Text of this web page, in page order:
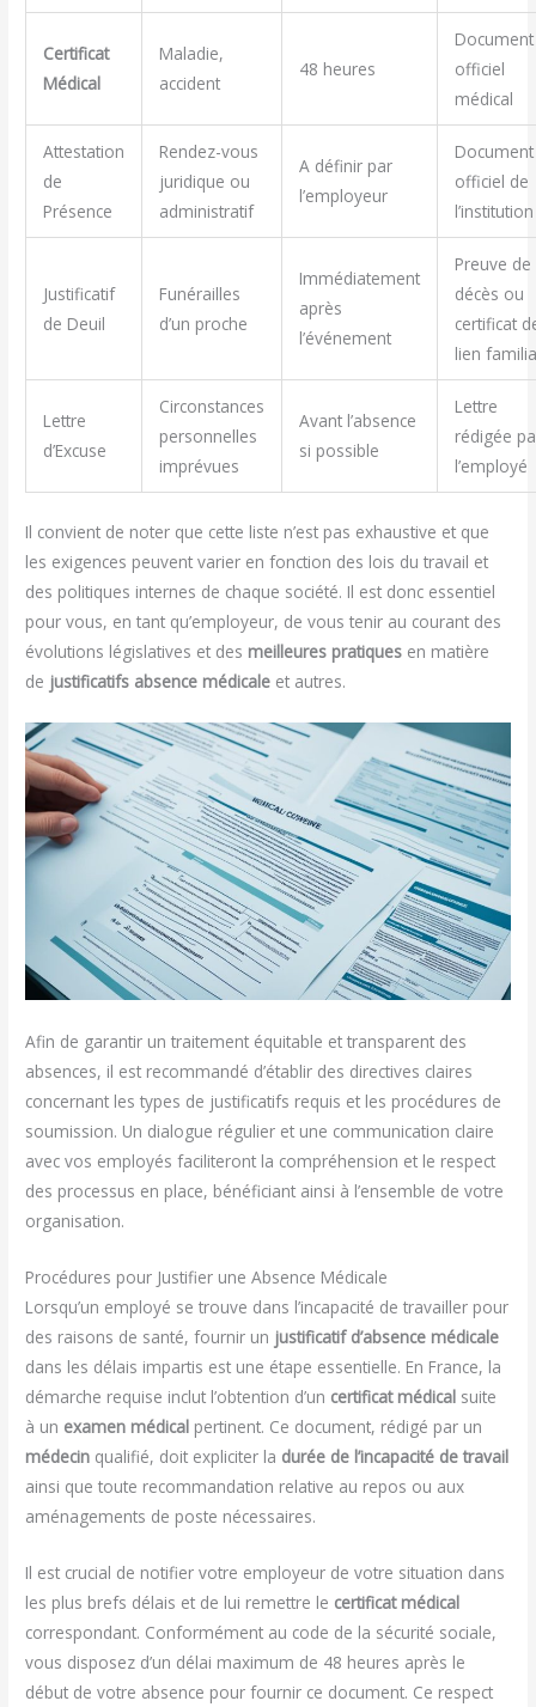
Certificat
Médical
Maladie,
accident
48 heures
Document
officiel
médical
Attestation
de
Présence
Rendez-vous
juridique ou
administratif
A définir par
l’employeur
Document
officiel de
l’institution
Justificatif
de Deuil
Funérailles
d’un proche
Immédiatement
après
l’événement
Preuve de
décès ou
certificat
lien
Lettre
d’Excuse
Circonstances
personnelles
imprévues
Avant l’absence
si possible
Lettre
rédigée
l’employé
Il convient de noter que cette liste n’est pas exhaustive et que
les exigences peuvent varier en fonction des lois du travail et
des politiques internes de chaque société. Il est donc essentiel
pour vous, en tant qu’employeur, de vous tenir au courant des
évolutions législatives et des meilleures pratiques en matière
de justificatifs absence médicale et autres.
Afin de garantir un traitement équitable et transparent des
absences, il est recommandé d’établir des directives claires
concernant les types de justificatifs requis et les procédures de
soumission. Un dialogue régulier et une communication claire
avec vos employés faciliteront la compréhension et le respect
des processus en place, bénéficiant ainsi à l’ensemble de votre
organisation.
Procédures pour Justifier une Absence Médicale
Lorsqu’un employé se trouve dans l’incapacité de travailler pour
des raisons de santé, fournir un justificatif d’absence médicale
dans les délais impartis est une étape essentielle. En France, la
démarche requise inclut l’obtention d’un certificat médical suite
à un examen médical pertinent. Ce document, rédigé par un
médecin qualifié, doit expliciter la durée de l’incapacité de travail
ainsi que toute recommandation relative au repos ou aux
aménagements de poste nécessaires.
Il est crucial de notifier votre employeur de votre situation dans
les plus brefs délais et de lui remettre le certificat médical
correspondant. Conformément au code de la sécurité sociale,
vous disposez d’un délai maximum de 48 heures après le
début de votre absence pour fournir ce document. Ce respect